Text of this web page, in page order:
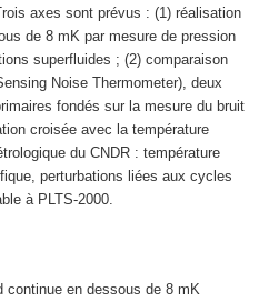
axes sont prévus : (1) réalisation
de 8 mK par mesure de pression
superfluides ; (2) comparaison
Noise Thermometer), deux
fondés sur la mesure du bruit
croisée avec la température
du CNDR : température
perturbations liées aux cycles
à PLTS-2000.
continue en dessous de 8 mK